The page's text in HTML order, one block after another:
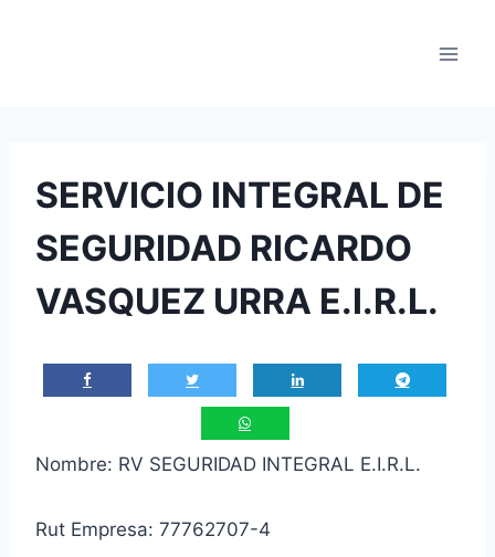
SERVICIO INTEGRAL DE
SEGURIDAD RICARDO
VASQUEZ URRA E.I.R.L.
Nombre: RV SEGURIDAD INTEGRAL E.I.R.L.
Rut Empresa: 77762707-4